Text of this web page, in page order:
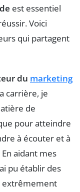
est essentiel
Voici
qui partagent
du marketing
carrière, je
de
pour atteindre
à écouter et à
aidant mes
pu établir des
extrêmement